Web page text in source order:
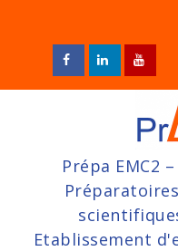
content
Prépa EMC2
Etablissement